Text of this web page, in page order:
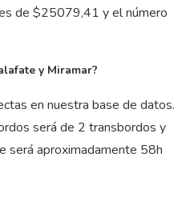
de $25079,41 y el número
y Miramar?
en nuestra base de datos.
será de 2 transbordos y
será aproximadamente 58h